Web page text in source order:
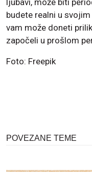
ljubavi, može biti
budete realni u
vam može doneti
započeli u prošlom
Foto: Freepik
POVEZANE TEME